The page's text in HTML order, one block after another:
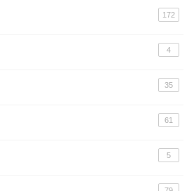
172
4
35
61
5